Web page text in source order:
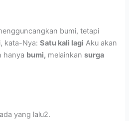
bumi, tetapi
kata-Nya:Satu kali lagi Aku akan
hanya bumi, melainkansurga
yang lalu2.